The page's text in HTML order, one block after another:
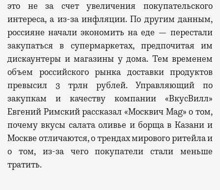
это не за счет увеличенияпокупательского
интереса, а из-за инфляции.По другим данным,
россияне начали экономить на еде — перестали
закупаться в супермаркетах, предпочитая им
дискаунтеры и магазины у дома. Тем временем
объем российского рынка доставки продуктов
превысил 3 трлн рублей. Управляющий по
закупкам и качеству компании «ВкусВилл»
Евгений Римский рассказал «Москвич Mag» о том,
почему вкусы салата оливье и борща в Казани и
Москве отличаются, о трендах мирового ритейла и
о том, из-за чего покупатели стали меньше
тратить.